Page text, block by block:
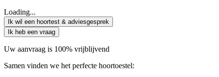
Loading...
Ik wil een hoortest & adviesgesprek
Ik heb een vraag
Uw aanvraag is 100% vrijblijvend
Samen vinden we het perfecte hoortoestel: